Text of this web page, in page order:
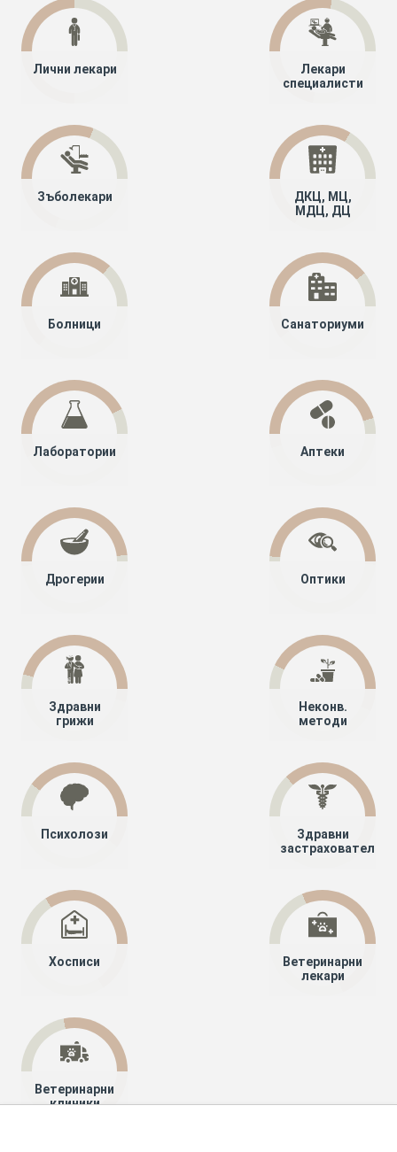
Лични лекари
Лекари
специалисти
Зъболекари
ДКЦ, МЦ,
МДЦ, ДЦ
Болници Санаториуми
Лаборатории Аптеки
Дрогерии Оптики
Здравни
грижи
Неконв.
методи
Психолози
Здравни
застрахователи
Хосписи
Ветеринарни
лекари
Ветеринарни
клиники